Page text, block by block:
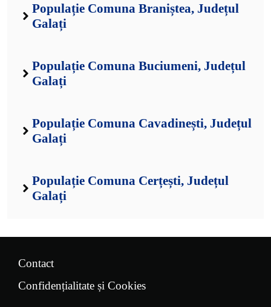
Populație Comuna Braniștea, Județul
Galați
Populație Comuna Buciumeni, Județul
Galați
Populație Comuna Cavadinești, Județul
Galați
Populație Comuna Cerțești, Județul
Galați
Contact
Confidențialitate și Cookies